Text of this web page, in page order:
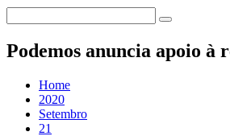
Podemos anuncia apoio à
Home
2020
Setembro
21